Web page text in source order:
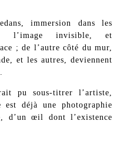
immersion dans les
l’image invisible, et
; de l’autre côté du mur,
et les autres, deviennent
pu sous-titrer l’artiste,
déjà une photographie
d’un œil dont l’existence